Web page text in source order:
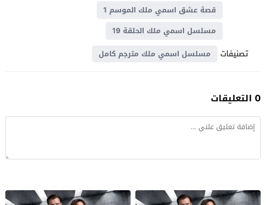
قصة عشق اسمي ملك الموسم 1
مسلسل اسمي ملك الحلقة 19
تصنيفات مسلسل اسمي ملك مترجم كامل
0 التعليقات